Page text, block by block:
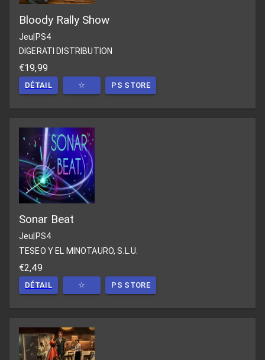
Bloody Rally Show
Jeu|PS4
DIGERATI DISTRIBUTION
€19,99
DÉTAIL ☆ PS STORE
Sonar Beat
Jeu PS4
TESEO Y EL MINOTAURO, S.L.U.
€2,49
DÉTAIL ☆ PS STORE